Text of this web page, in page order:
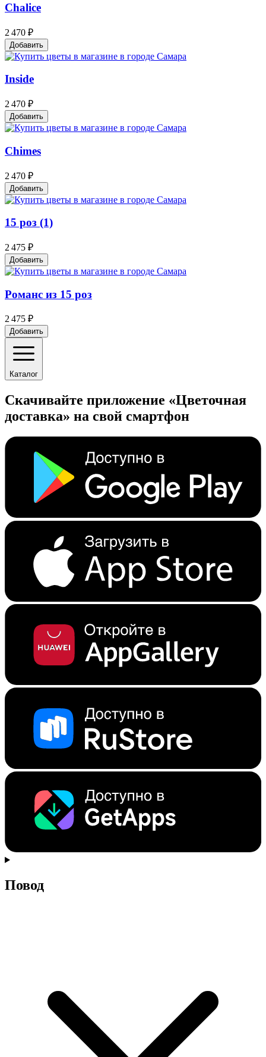
Chalice
2 470 ₽
Добавить
Inside
2 470 ₽
Добавить
Chimes
2 470 ₽
Добавить
15 роз (1)
2 475 ₽
Добавить
Романс из 15 роз
2 475 ₽
Добавить
Каталог
Скачивайте приложение «Цветочная
доставка» на свой смартфон
Повод